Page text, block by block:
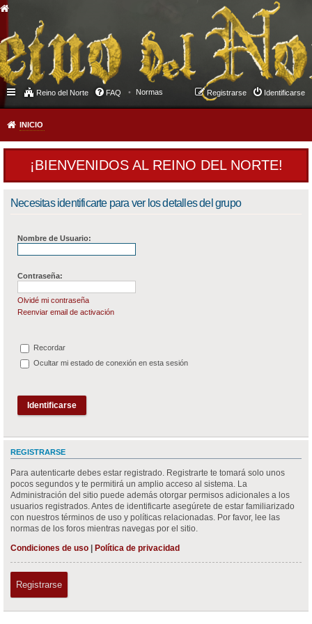
Reino del Norte FAQ Normas Identificarse
Registrarse
INICIO
¡BIENVENIDOS AL REINO DEL NORTE!
Necesitas identificarte para ver los detalles del grupo
Nombre de Usuario:
Contraseña:
Olvidé mi contraseña
Reenviar email de activación
Recordar
Ocultar mi estado de conexión en esta sesión
REGISTRARSE
Para autenticarte debes estar registrado. Registrarte te tomará solo unos
pocos segundos y te permitirá un amplio acceso al sistema. La
Administración del sitio puede además otorgar permisos adicionales a los
usuarios registrados. Antes de identificarte asegúrete de estar familiarizado
con nuestros términos de uso y políticas relacionadas. Por favor, lee las
normas de los foros mientras navegas por el sitio.
Condiciones de uso
Política de privacidad
Registrarse